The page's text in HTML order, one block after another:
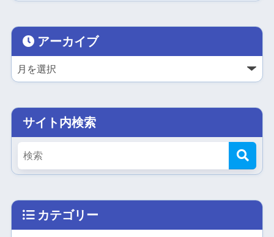
アーカイブ
サイト内検索
カテゴリー